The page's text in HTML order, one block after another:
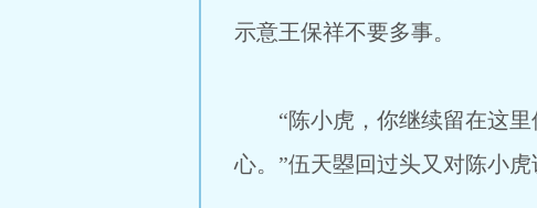
示意王保祥不要多事。
“陈小虎，你继续留在这里
心。”伍天曌回过头又对陈小虎